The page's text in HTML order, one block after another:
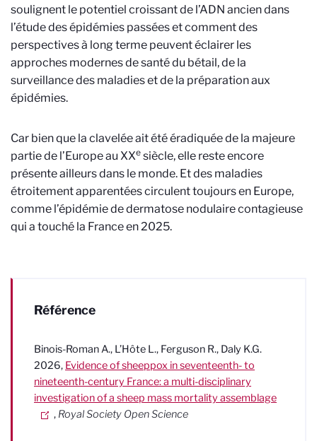
soulignent le potentiel croissant de l’ADN ancien dans
l’étude des épidémies passées et comment des
perspectives à long terme peuvent éclairer les
approches modernes de santé du bétail, de la
surveillance des maladies et de la préparation aux
épidémies.
Car bien que la clavelée ait été éradiquée de la majeure
partie de l’Europe au XXe siècle, elle reste encore
présente ailleurs dans le monde. Et des maladies
étroitement apparentées circulent toujours en Europe,
comme l’épidémie de dermatose nodulaire contagieuse
qui a touché la France en 2025.
Référence
Binois-Roman A., L’Hôte L., Ferguson R., Daly K.G.
2026, Evidence of sheeppox in seventeenth- to
nineteenth-century France: a multi-disciplinary
investigation of a sheep mass mortality assemblage
, Royal Society Open Science